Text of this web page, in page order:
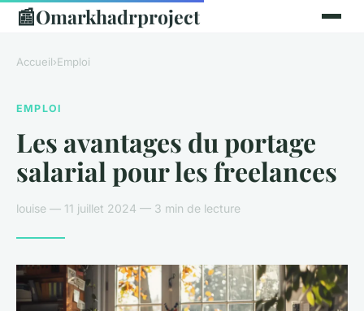
📰Omarkhadrproject
Accueil›Emploi
EMPLOI
Les avantages du portage
salarial pour les freelances
louise — 11 juillet 2024 — 3 min de lecture